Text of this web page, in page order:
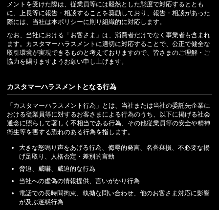
メントを受けた際は、従業員等には毅然とした態度で対応するととも
に、上長等に報告・相談することを奨励しており、報告・相談があった
際には、当社は本ポリシーに則り組織的に対応します。
なお、当社における「お客さま」は、消費者だけでなく事業者も含まれ
ます。カスタマーハラスメントに適切に対応することで、公正で健全な
取引環境が実現できるものと考えておりますので、皆さまのご理解・ご
協力を賜りますようお願い申し上げます。
カスタマーハラスメントとなる行為
「カスタマーハラスメント行為」とは、当社または当社の委託先企業に
おける従業員等に対するお客さまによる行為のうち、以下に掲げる社会
通念に照らして著しく不相当である行為、その他従業員等の安全や精神
衛生等を害する恐れのある行為を指します。
大きな怒鳴り声をあげる行為、侮辱的発言、名誉棄損、不必要な揚
げ足取り、人格否定・差別的言動
脅迫、威嚇、威迫的な行為
当社への虚偽の情報提供、言いがかり行為
電話での長時間拘束、執拗な問い合わせ、他のお客さま対応に影響
が及ぶ迷惑行為